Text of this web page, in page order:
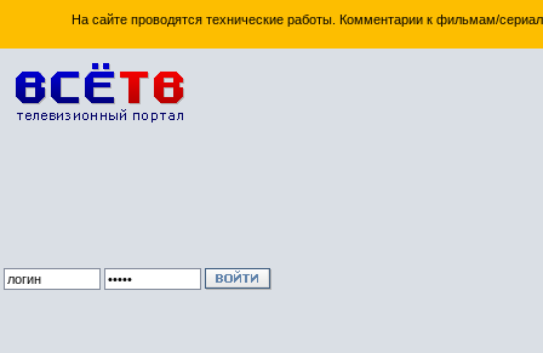
На сайте проводятся технические работы. Комментарии к фильмам/